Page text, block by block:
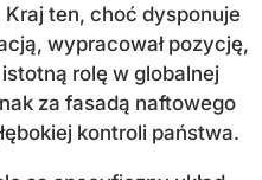
ten, choć dysponuje
wypracował pozycję,
rolę w globalnej
za fasadą naftowego
kontroli państwa.